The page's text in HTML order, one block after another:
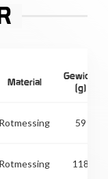
Material
Gewicht
(g)
Rotmessing 59
Rotmessing 118